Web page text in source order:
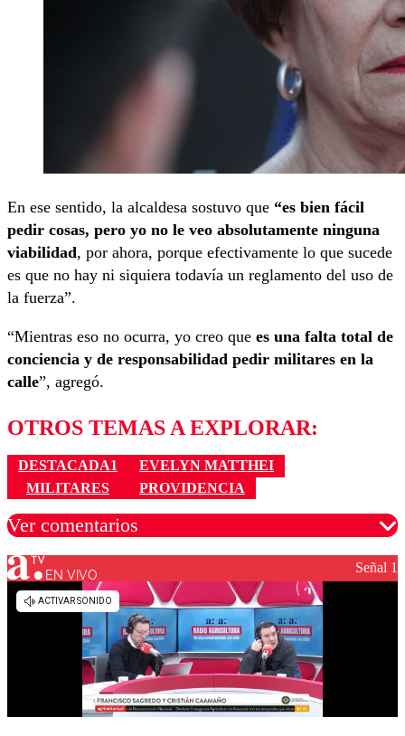
En ese sentido, la alcaldesa sostuvo que “es bien fácil
pedir cosas, pero yo no le veo absolutamente ninguna
viabilidad, por ahora, porque efectivamente lo que sucede
es que no hay ni siquiera todavía un reglamento del uso de
la fuerza”.
“Mientras eso no ocurra, yo creo que es una falta total de
conciencia y de responsabilidad pedir militares en la
calle”, agregó.
OTROS TEMAS A EXPLORAR:
DESTACADA1
EVELYN MATTHEI
MILITARES
PROVIDENCIA
Ver comentarios
Los comentarios son moderados para garantizar un
diálogo respetuoso.
EN VIVO Señal 1